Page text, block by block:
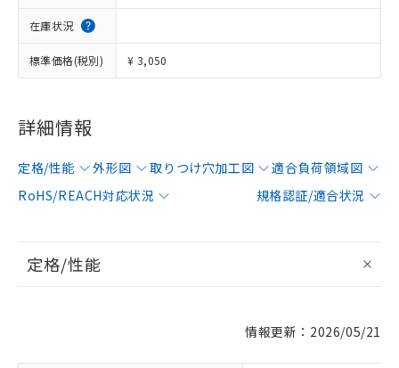
在庫状況
標準価格(税別) ¥ 3,050
詳細情報
定格/性能 外形図 取りつけ穴加工図
適合負荷領域図
RoHS/REACH対応状況
規格認証/適合状況
定格/性能
情報更新：2026/05/21